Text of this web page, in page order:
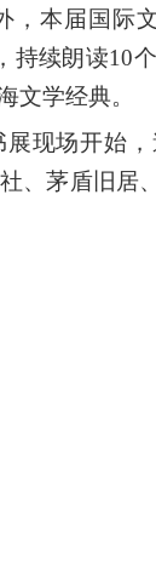
，本届国际
持续朗读10
文学经典。
场开始，
、茅盾旧居